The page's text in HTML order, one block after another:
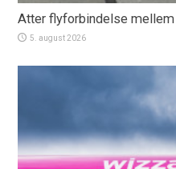
Atter flyforbindelse mellem
5. august 2026